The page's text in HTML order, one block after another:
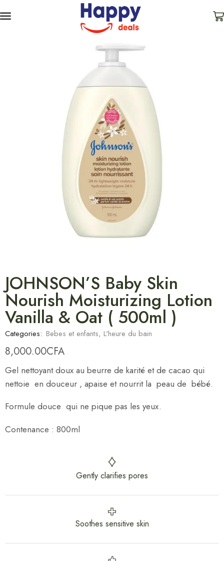
JOHNSON’S Baby Skin
Nourish Moisturizing Lotion
Vanilla & Oat ( 500ml )
Categories: Bebes et enfants, L'heure du bain
8,000.00CFA
Gel nettoyant doux au beurre de karité et de cacao qui
nettoie en douceur , apaise et nourrit la peau de bébé.
Formule douce qui ne pique pas les yeux.
Contenance : 800ml
Gently clarifies pores
Soothes sensitive skin